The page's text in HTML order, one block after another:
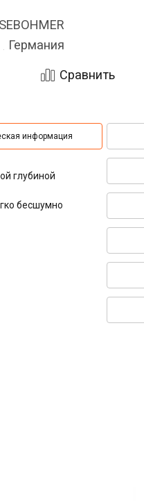
Германия
Сравнить
информация
глубиной
бесшумно